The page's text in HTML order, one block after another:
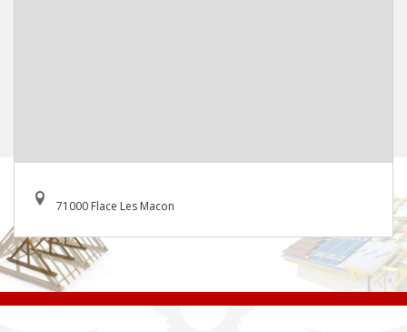
71000 Flace Les Macon